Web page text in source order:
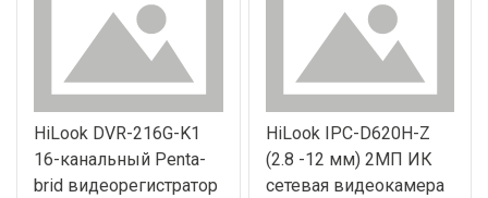
HiLook DVR-216G-K1
16-канальный Penta-
brid видеорегистратор
HiLook IPC-D620H-Z
(2.8 -12 мм) 2МП ИК
сетевая видеокамера